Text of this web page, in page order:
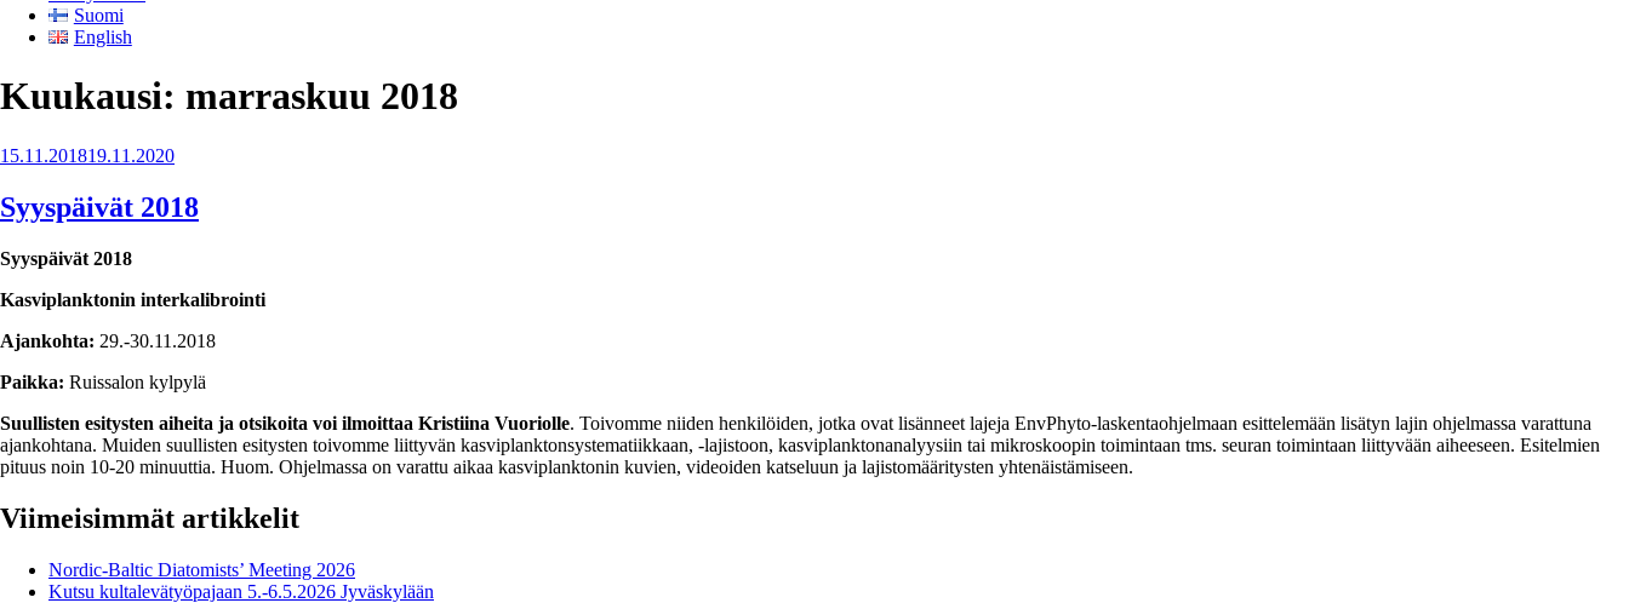
Suomi
English
Kuukausi: marraskuu 2018
Julkaistu
15.11.201819.11.2020
Syyspäivät 2018
Syyspäivät 2018
Kasviplanktonin interkalibrointi
Ajankohta: 29.-30.11.2018
Paikka: Ruissalon kylpylä
Suullisten esitysten aiheita ja otsikoita voi ilmoittaa Kristiina Vuoriolle. Toivomme niiden henkilöiden, jotka ovat lisänneet lajeja EnvPhyto-laskentaohjelmaan esittelemään lisätyn lajin ohjelmassa varattuna
ajankohtana. Muiden suullisten esitysten toivomme liittyvän kasviplanktonsystematiikkaan, -lajistoon, kasviplanktonanalyysiin tai mikroskoopin toimintaan tms. seuran toimintaan liittyvään aiheeseen. Esitelmien
pituus noin 10-20 minuuttia. Huom. Ohjelmassa on varattu aikaa kasviplanktonin kuvien, videoiden katseluun ja lajistomääritysten yhtenäistämiseen.
Viimeisimmät artikkelit
Nordic-Baltic Diatomists’ Meeting 2026
Kutsu kultalevätyöpajaan 5.-6.5.2026 Jyväskylään